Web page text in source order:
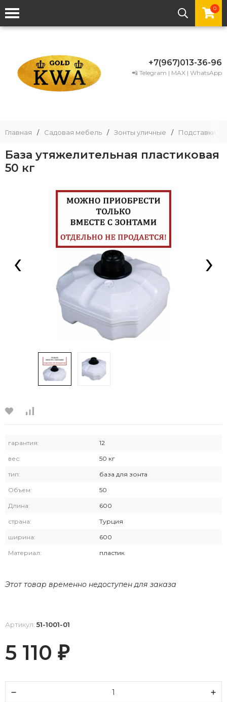
0
+7(967)013-36-96
📲 Telegram | MAX | WhatsApp
Главная / Садовая мебель / Зонты уличные / Подставки
База утяжелительная пластиковая
50 кг
‹ ›
гарантия: 12
вес: 50 кг
тип: база для зонта
Объем: 50
Длина: 600
страна: Турция
ширина: 600
Материал: пластик
Этот товар временно недоступен для заказа
Артикул: 51-1001-01
5 110 ₽